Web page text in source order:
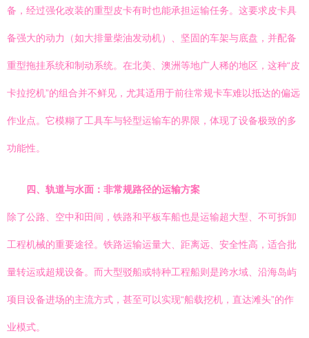
备，经过强化改装的重型皮卡有时也能承担运输任务。这要求皮卡具
备强大的动力（如大排量柴油发动机）、坚固的车架与底盘，并配备
重型拖挂系统和制动系统。在北美、澳洲等地广人稀的地区，这种“皮
卡拉挖机”的组合并不鲜见，尤其适用于前往常规卡车难以抵达的偏远
作业点。它模糊了工具车与轻型运输车的界限，体现了设备极致的多
功能性。
四、轨道与水面：非常规路径的运输方案
除了公路、空中和田间，铁路和平板车船也是运输超大型、不可拆卸
工程机械的重要途径。铁路运输运量大、距离远、安全性高，适合批
量转运或超规设备。而大型驳船或特种工程船则是跨水域、沿海岛屿
项目设备进场的主流方式，甚至可以实现“船载挖机，直达滩头”的作
业模式。